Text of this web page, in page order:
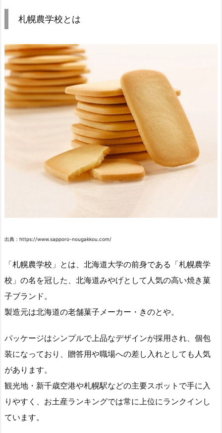
札幌農学校とは
出典：https://www.sapporo-nougakkou.com/
「札幌農学校」とは、北海道大学の前身である「札幌農学
校」の名を冠した、北海道みやげとして人気の高い焼き菓
子ブランド。
製造元は北海道の老舗菓子メーカー・きのとや。
パッケージはシンプルで上品なデザインが採用され、個包
装になっており、贈答用や職場への差し入れとしても人気
があります。
観光地・新千歳空港や札幌駅などの主要スポットで手に入
りやすく、お土産ランキングでは常に上位にランクインし
ています。